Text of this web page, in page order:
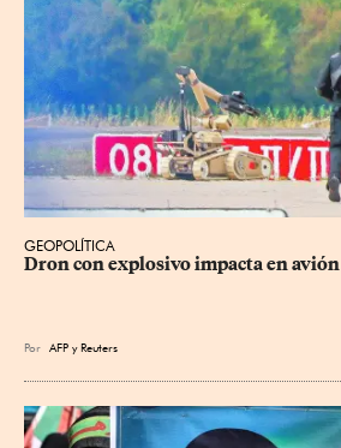
GEOPOLÍTICA
Dron con explosivo impacta en avión
Por AFP yReuters